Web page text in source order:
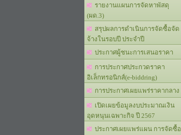
รายงานแผนการจัดหาพัสดุ
(ผด.3)
สรุปผลการดำเนินการจัดซื้อจัด
จ้างในรอบปี ประจำปี
ประกาศผู้ชนะการเสนอราคา
การประกาศประกวดราคา
อิเล็กทรอนิกส์(e-biddring)
การประกาศเผยแพร่ราคากลาง
เปิดเผยข้อมูลงบประมาณเงิน
อุดหนุนเฉพาะกิจ ปี 2567
ประกาศเผยแพร่แผน การจัดซื้อ